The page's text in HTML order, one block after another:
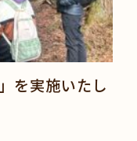
を実施いたし